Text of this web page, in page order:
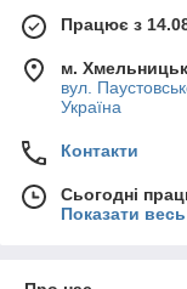
Працює з
м.
вул.
Україна
Контакти
Сьогодні
Показати